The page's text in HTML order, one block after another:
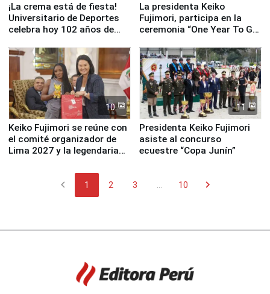
¡La crema está de fiesta!
Universitario de Deportes
celebra hoy 102 años de
La presidenta Keiko
Fujimori, participa en la
ceremonia “One Year To Go
10
Keiko Fujimori se reúne con
el comité organizador de
Lima 2027 y la legendaria
11
Presidenta Keiko Fujimori
asiste al concurso
ecuestre “Copa Junín”
chevron_left 1 2 3 10 chevron_right